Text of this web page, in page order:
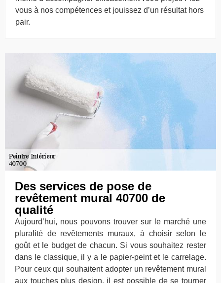
vous à nos compétences et jouissez d’un résultat hors
pair.
Des services de pose de
revêtement mural 40700 de
qualité
Aujourd’hui, nous pouvons trouver sur le marché une
pluralité de revêtements muraux, à choisir selon le
goût et le budget de chacun. Si vous souhaitez rester
dans le classique, il y a le papier-peint et le carrelage.
Pour ceux qui souhaitent adopter un revêtement mural
aux touches plus design, il est possible de se tourner